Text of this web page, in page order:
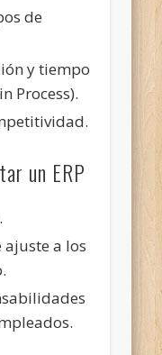
de
y tiempo
Process).
un ERP
ajuste a los